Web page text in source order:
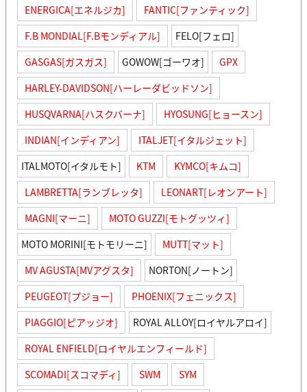
ENERGICA[エネルジカ]
FANTIC[ファンティック]
F.B MONDIAL[F.Bモンディアル]
FELO[フェロ]
GASGAS[ガスガス]
GOWOW[ゴーワオ]
GPX
HARLEY-DAVIDSON[ハーレーダビッドソン]
HUSQVARNA[ハスクバーナ]
HYOSUNG[ヒョースン]
INDIAN[インディアン]
ITALJET[イタルジェット]
ITALMOTO[イタルモト]
KTM
KYMCO[キムコ]
LAMBRETTA[ランブレッタ]
LEONART[レオンアート]
MAGNI[マーニ]
MOTO GUZZI[モトグッツィ]
MOTO MORINI[モトモリーニ]
MUTT[マット]
MV AGUSTA[MVアグスタ]
NORTON[ノートン]
PEUGEOT[プジョー]
PHOENIX[フェニックス]
PIAGGIO[ピアッジオ]
ROYAL ALLOY[ロイヤルアロイ]
ROYAL ENFIELD[ロイヤルエンフィールド]
SCOMADI[スコマディ]
SWM
SYM